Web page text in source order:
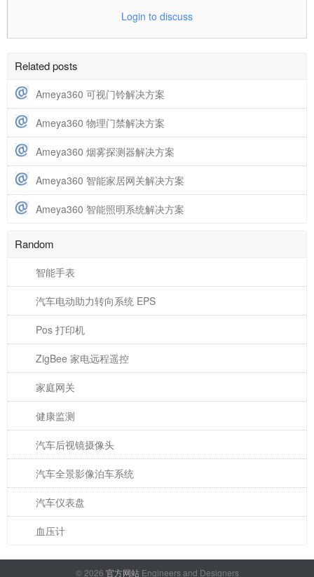
Login to discuss
Related posts
Ameya360 可视门铃解决方案
Ameya360 物理门禁解决方案
Ameya360 烟雾探测器解决方案
Ameya360 智能家居网关解决方案
Ameya360 智能照明系统解决方案
Random
智能手表
汽车电动助力转向系统 EPS
Pos 打印机
ZigBee 家电远程遥控
家庭网关
健康监测
汽车后视镜摄像头
汽车全景影像泊车系统
汽车仪表盘
血压计
© 2026 官方网站Engineers and Designers